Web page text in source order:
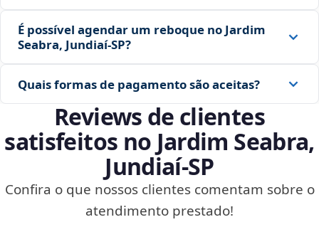
É possível agendar um reboque no Jardim
Seabra, Jundiaí‑SP?
Quais formas de pagamento são aceitas?
Reviews de clientes
satisfeitos no Jardim Seabra,
Jundiaí‑SP
Confira o que nossos clientes comentam sobre o
atendimento prestado!